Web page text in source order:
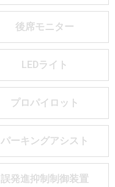
後席モニター
LEDライト
プロパイロット
パーキングアシスト
誤発進抑制制御装置